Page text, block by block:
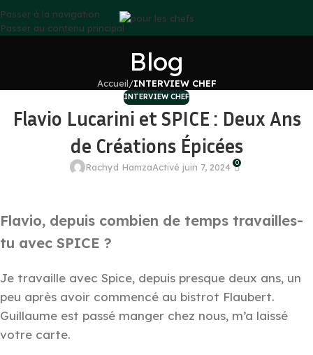
Passer à la navigation
Passer au contenu principal
Blog
Accueil/INTERVIEW CHEF
INTERVIEW CHEF
Flavio Lucarini et SPICE : Deux Ans
de Créations Épicées
Rachyd HamzaActivé juin 7, 2024 0
Flavio, depuis combien de temps travailles-
tu avec SPICE ?
Je travaille avec Spice, depuis presque deux ans, un
peu après avoir commencé au bistrot Flaubert.
Guillaume est passé manger chez nous, m’a laissé
votre carte.